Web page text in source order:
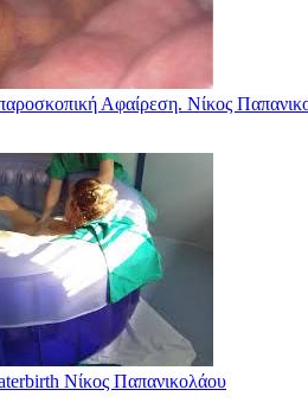
Αφαίρεση. Νίκος
Νίκος Παπανικολάου